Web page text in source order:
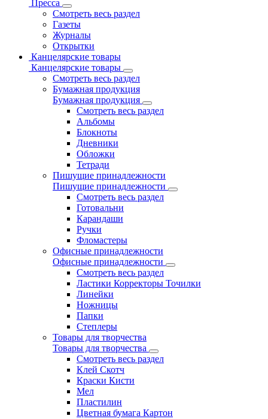
Пресса
Смотреть весь раздел
Газеты
Журналы
Открытки
Канцелярские товары
Канцелярские товары
Смотреть весь раздел
Бумажная продукция
Бумажная продукция
Смотреть весь раздел
Альбомы
Блокноты
Дневники
Обложки
Тетради
Пишущие принадлежности
Пишущие принадлежности
Смотреть весь раздел
Готовальни
Карандаши
Ручки
Фломастеры
Офисные принадлежности
Офисные принадлежности
Смотреть весь раздел
Ластики Корректоры Точилки
Линейки
Ножницы
Папки
Степлеры
Товары для творчества
Товары для творчества
Смотреть весь раздел
Клей Скотч
Краски Кисти
Мел
Пластилин
Цветная бумага Картон